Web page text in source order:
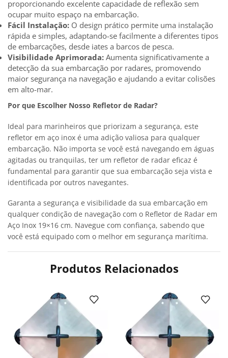
proporcionando excelente capacidade de reflexão sem
ocupar muito espaço na embarcação.
Fácil Instalação: O design prático permite uma instalação
rápida e simples, adaptando-se facilmente a diferentes tipos
de embarcações, desde iates a barcos de pesca.
Visibilidade Aprimorada: Aumenta significativamente a
detecção da sua embarcação por radares, promovendo
maior segurança na navegação e ajudando a evitar colisões
em alto-mar.
Por que Escolher Nosso Refletor de Radar?
Ideal para marinheiros que priorizam a segurança, este
refletor em aço inox é uma adição valiosa para qualquer
embarcação. Não importa se você está navegando em águas
agitadas ou tranquilas, ter um refletor de radar eficaz é
fundamental para garantir que sua embarcação seja vista e
identificada por outros navegantes.
Garanta a segurança e visibilidade da sua embarcação em
qualquer condição de navegação com o Refletor de Radar em
Aço Inox 19×16 cm. Navegue com confiança, sabendo que
você está equipado com o melhor em segurança marítima.
Produtos Relacionados